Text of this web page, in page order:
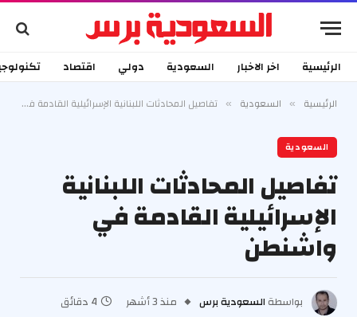
الرئيسية اخر الاخبار السعودية دولي اقتصاد
الرئيسية » السعودية » تفاصيل المحادثات اللبنانية الإسرائيلية القادمة في واشنطن
السعودية
تفاصيل المحادثات اللبنانية
الإسرائيلية القادمة في
واشنطن
بواسطة السعودية برس منذ 3 أشهر 4 دقائق